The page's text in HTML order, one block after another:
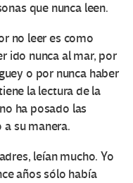
que nunca leen.
no leer es como
ido nunca al mar, por
o por nunca haber
la lectura de la
ha posado las
su manera.
leían mucho. Yo
años sólo había